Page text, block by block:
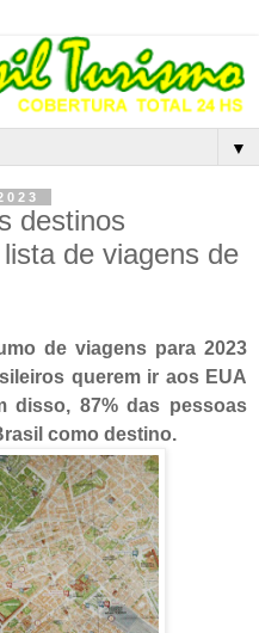
▼
destinos
de viagens de
de viagens para 2023
querem ir aos EUA
disso, 87% das pessoas
como destino.